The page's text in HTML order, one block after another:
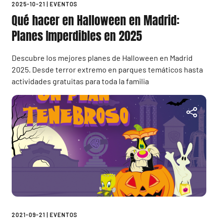
2025-10-21 EVENTOS
Qué hacer en Halloween en Madrid:
Planes Imperdibles en 2025
Descubre los mejores planes de Halloween en Madrid
2025. Desde terror extremo en parques temáticos hasta
actividades gratuitas para toda la familia
2021-09-21 EVENTOS